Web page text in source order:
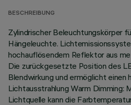
BESCHREIBUNG
Zylindrischer Beleuchtungskörper
Hängeleuchte.
hochauflösendem Reflektor aus
Die zurückgesetzte Position des
Blendwirkung und ermöglicht
Lichtausstrahlung Warm Dimming:
Lichtquelle kann die